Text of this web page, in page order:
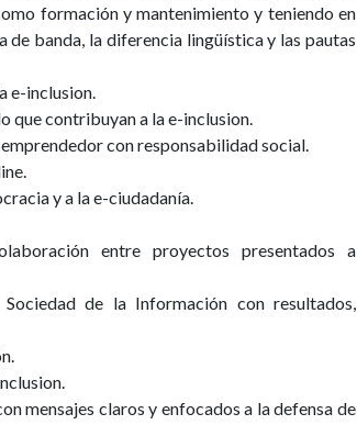
formación y mantenimiento y teniendo en
banda, la diferencia lingüística y las pautas
e-inclusion.
que contribuyan a la e-inclusion.
con responsabilidad social.
y a la e-ciudadanía.
entre proyectos presentados a
de la Información con resultados,
mensajes claros y enfocados a la defensa de